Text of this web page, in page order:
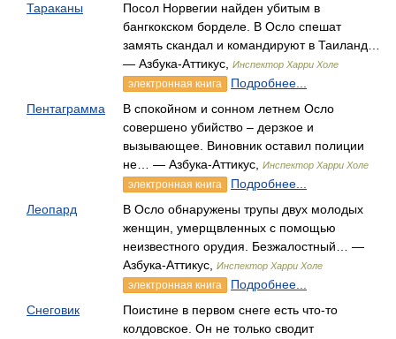
Тараканы
Посол Норвегии найден убитым в
бангкокском борделе. В Осло спешат
замять скандал и командируют в Таиланд…
— Азбука-Аттикус,
Инспектор Харри Холе
электронная книга
Подробнее...
Пентаграмма
В спокойном и сонном летнем Осло
совершено убийство – дерзкое и
вызывающее. Виновник оставил полиции
не… — Азбука-Аттикус,
Инспектор Харри Холе
электронная книга
Подробнее...
Леопард
В Осло обнаружены трупы двух молодых
женщин, умерщвленных с помощью
неизвестного орудия. Безжалостный… —
Азбука-Аттикус,
Инспектор Харри Холе
электронная книга
Подробнее...
Снеговик
Поистине в первом снеге есть что-то
колдовское. Он не только сводит